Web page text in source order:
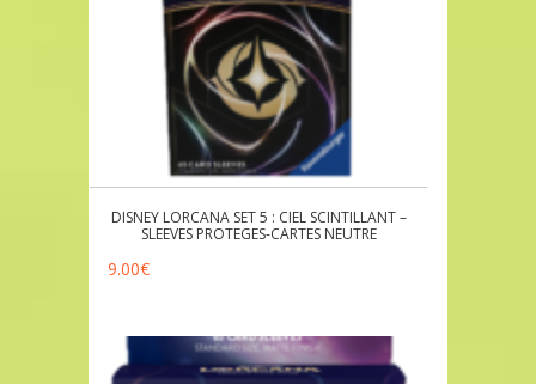
DISNEY LORCANA SET 5 : CIEL SCINTILLANT –
SLEEVES PROTEGES-CARTES NEUTRE
9.00€